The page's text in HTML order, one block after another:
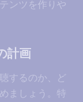
ンツを作りや
計画
するのか、ど
ましょう。特